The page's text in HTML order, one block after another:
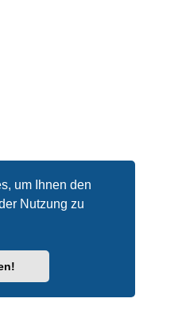
um Ihnen den
Nutzung zu